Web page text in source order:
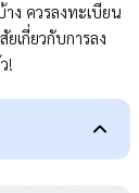
าง ควรลงทะเบียน
เกี่ยวกับการลง
!